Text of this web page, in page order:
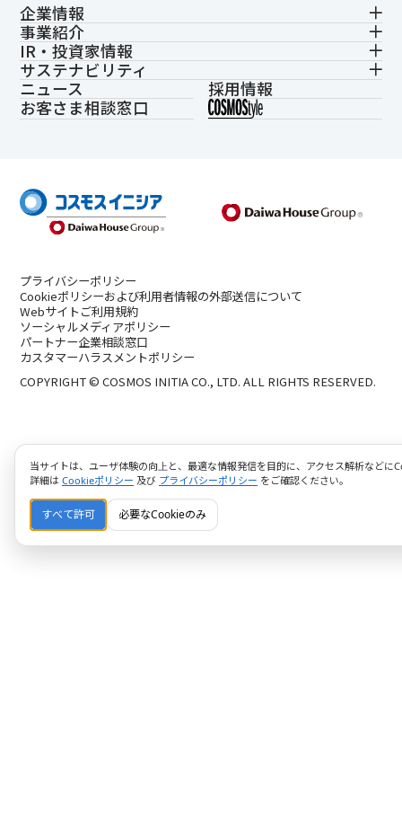
企業情報
事業紹介
IR・投資家情報
サステナビリティ
ニュース
採用情報
お客さま相談窓口
プライバシーポリシー
Cookieポリシーおよび利用者情報の外部送信について
Webサイトご利用規約
ソーシャルメディアポリシー
パートナー企業相談窓口
カスタマーハラスメントポリシー
COPYRIGHT © COSMOS INITIA CO., LTD. ALL RIGHTS RESERVED.
当サイトは、ユーザ体験の向上と、最適な情報発信を目的に、アクセス解析などに
詳細は Cookieポリシー 及び プライバシーポリシー をご確認ください。
すべて許可 必要なCookieのみ